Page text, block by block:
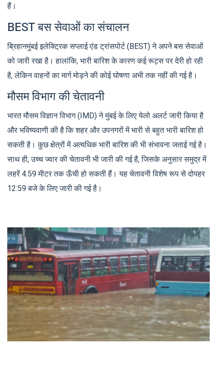
हैं।
BEST बस सेवाओं का संचालन
ब्रिहानमुंबई इलेक्ट्रिक सप्लाई एंड ट्रांसपोर्ट (BEST) ने अपने बस सेवाओं
को जारी रखा है। हालांकि, भारी बारिश के कारण कई रूट्स पर देरी हो रही
है, लेकिन वाहनों का मार्ग मोड़ने की कोई घोषणा अभी तक नहीं की गई है।
मौसम विभाग की चेतावनी
भारत मौसम विज्ञान विभाग (IMD) ने मुंबई के लिए येलो अलर्ट जारी किया है
और भविष्यवाणी की है कि शहर और उपनगरों में भारी से बहुत भारी बारिश हो
सकती है। कुछ क्षेत्रों में अत्यधिक भारी बारिश की भी संभावना जताई गई है।
साथ ही, उच्च ज्वार की चेतावनी भी जारी की गई है, जिसके अनुसार समुद्र में
लहरें 4.59 मीटर तक ऊँची हो सकती हैं। यह चेतावनी विशेष रूप से दोपहर
12:59 बजे के लिए जारी की गई है।